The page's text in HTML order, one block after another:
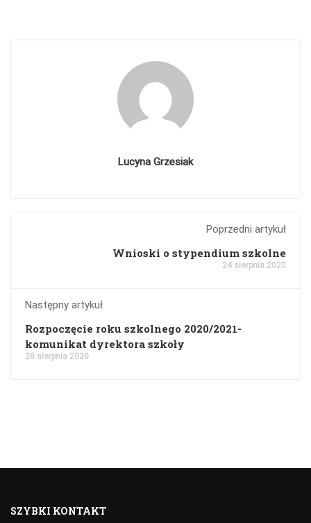
Lucyna Grzesiak
Poprzedni artykuł
Wnioski o stypendium szkolne
24 sierpnia 2020
Następny artykuł
Rozpoczęcie roku szkolnego 2020/2021-
komunikat dyrektora szkoły
28 sierpnia 2020
SZYBKI KONTAKT